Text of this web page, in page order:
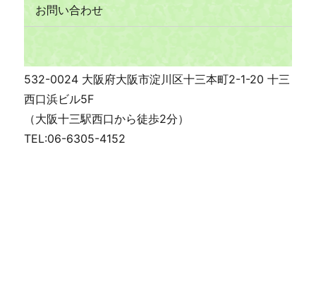
お問い合わせ
532-0024 大阪府大阪市淀川区十三本町2-1-20 十三
西口浜ビル5F
（大阪十三駅西口から徒歩2分）
TEL:06-6305-4152